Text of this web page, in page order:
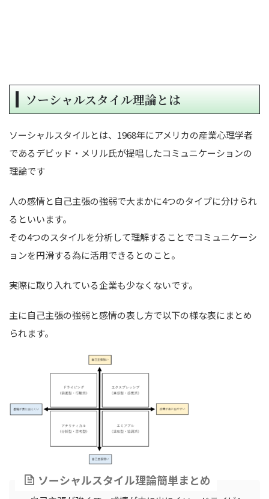
ソーシャルスタイル理論とは
ソーシャルスタイルとは、1968年にアメリカの産業心理学者
であるデビッド・メリル氏が提唱したコミュニケーションの
理論です
人の感情と自己主張の強弱で大まかに4つのタイプに分けられ
るといいます。
その4つのスタイルを分析して理解することでコミュニケーシ
ョンを円滑する為に活用できるとのこと。
実際に取り入れている企業も少なくないです。
主に自己主張の強弱と感情の表し方で以下の様な表にまとめ
られます。
ソーシャルスタイル理論簡単まとめ